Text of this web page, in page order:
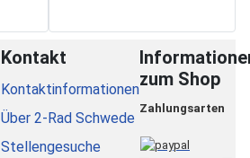
Kontakt
Kontaktinformationen
Über 2-Rad Schwede
Stellengesuche
zum Shop
Zahlungsarten